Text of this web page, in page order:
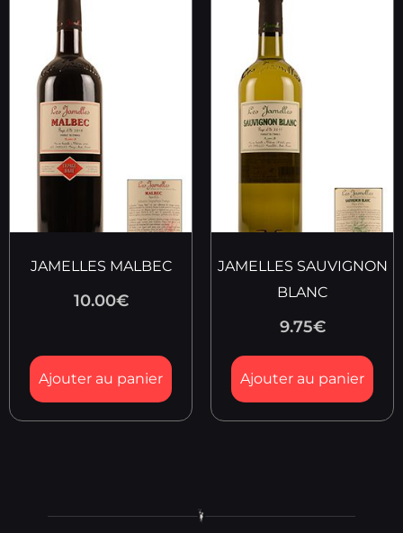
JAMELLES MALBEC
10.00€
Ajouter au panier
JAMELLES SAUVIGNON
BLANC
9.75€
Ajouter au panier